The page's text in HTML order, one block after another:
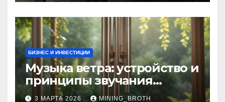
БИЗНЕС И ИНВЕСТИЦИИ
Музыка ветра: устройство и
принципы звучания
колокольчиков
3 МАРТА 2026 MINING_BROTH